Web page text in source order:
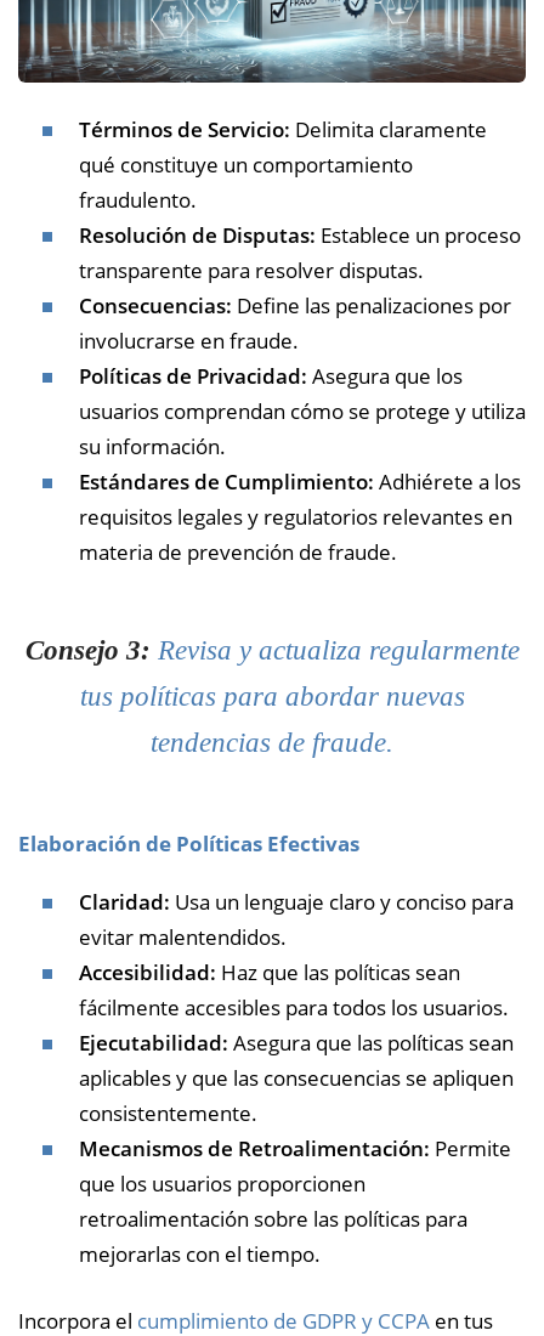
Términos de Servicio: Delimita claramente
qué constituye un comportamiento
fraudulento.
Resolución de Disputas: Establece un proceso
transparente para resolver disputas.
Consecuencias: Define las penalizaciones por
involucrarse en fraude.
Políticas de Privacidad: Asegura que los
usuarios comprendan cómo se protege y utiliza
su información.
Estándares de Cumplimiento: Adhiérete a los
requisitos legales y regulatorios relevantes en
materia de prevención de fraude.
Consejo 3: Revisa y actualiza regularmente
tus políticas para abordar nuevas
tendencias de fraude.
Elaboración de Políticas Efectivas
Claridad: Usa un lenguaje claro y conciso para
evitar malentendidos.
Accesibilidad: Haz que las políticas sean
fácilmente accesibles para todos los usuarios.
Ejecutabilidad: Asegura que las políticas sean
aplicables y que las consecuencias se apliquen
consistentemente.
Mecanismos de Retroalimentación: Permite
que los usuarios proporcionen
retroalimentación sobre las políticas para
mejorarlas con el tiempo.
Incorpora el cumplimiento de GDPR y CCPA en tus